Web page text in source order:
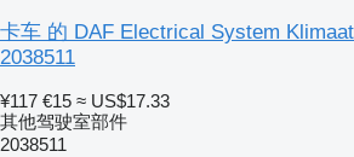
卡车 的 DAF Electrical System
2038511
¥117 €15 ≈ US$17.33
其他驾驶室部件
2038511